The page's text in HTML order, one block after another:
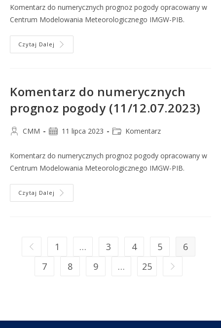
Komentarz do numerycznych prognoz pogody opracowany w
Centrum Modelowania Meteorologicznego IMGW-PIB.
Czytaj Dalej
Komentarz do numerycznych
prognoz pogody (11/12.07.2023)
CMM 11 lipca 2023 Komentarz
Komentarz do numerycznych prognoz pogody opracowany w
Centrum Modelowania Meteorologicznego IMGW-PIB.
Czytaj Dalej
1 … 3 4 5
6
7
8 9 … 25